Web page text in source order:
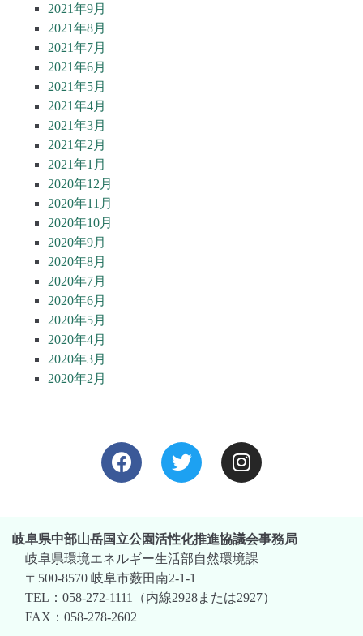
2021年9月
2021年8月
2021年7月
2021年6月
2021年5月
2021年4月
2021年3月
2021年2月
2021年1月
2020年12月
2020年11月
2020年10月
2020年9月
2020年8月
2020年7月
2020年6月
2020年5月
2020年4月
2020年3月
2020年2月
岐阜県中部山岳国立公園活性化推進協議会事務局
岐阜県環境エネルギー生活部自然環境課
〒500-8570 岐阜市薮田南2-1-1
TEL：058-272-1111（内線2928または2927）
FAX：058-278-2602